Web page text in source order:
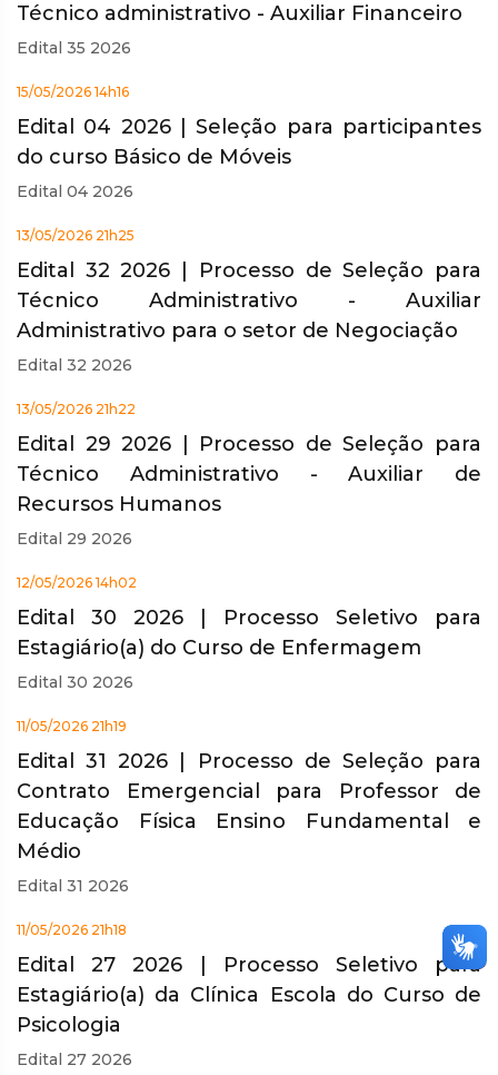
Técnico administrativo - Auxiliar Financeiro
Edital 35 2026
15/05/2026 14h16
Edital 04 2026 | Seleção para participantes
do curso Básico de Móveis
Edital 04 2026
13/05/2026 21h25
Edital 32 2026 | Processo de Seleção para
Técnico Administrativo - Auxiliar
Administrativo para o setor de Negociação
Edital 32 2026
13/05/2026 21h22
Edital 29 2026 | Processo de Seleção para
Técnico Administrativo - Auxiliar de
Recursos Humanos
Edital 29 2026
12/05/2026 14h02
Edital 30 2026 | Processo Seletivo para
Estagiário(a) do Curso de Enfermagem
Edital 30 2026
11/05/2026 21h19
Edital 31 2026 | Processo de Seleção para
Contrato Emergencial para Professor de
Educação Física Ensino Fundamental e
Médio
Edital 31 2026
11/05/2026 21h18
Edital 27 2026 | Processo Seletivo para
Estagiário(a) da Clínica Escola do Curso de
Psicologia
Edital 27 2026